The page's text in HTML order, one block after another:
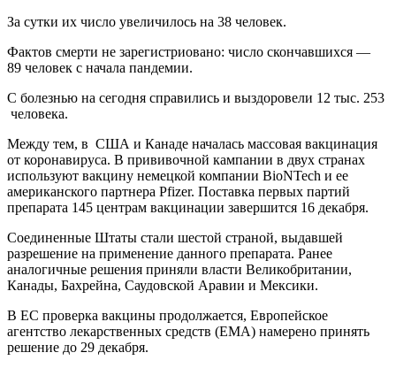
За сутки их число увеличилось на 38 человек.
Фактов смерти не зарегистриовано: число скончавшихся —
89 человек с начала пандемии.
С болезнью на сегодня справились и выздоровели 12 тыс. 253
человека.
Между тем, в США и Канаде началась массовая вакцинация
от коронавируса. В прививочной кампании в двух странах
используют вакцину немецкой компании BioNTech и ее
американского партнера Pfizer. Поставка первых партий
препарата 145 центрам вакцинации завершится 16 декабря.
Соединенные Штаты стали шестой страной, выдавшей
разрешение на применение данного препарата. Ранее
аналогичные решения приняли власти Великобритании,
Канады, Бахрейна, Саудовской Аравии и Мексики.
В ЕС проверка вакцины продолжается, Европейское
агентство лекарственных средств (EMA) намерено принять
решение до 29 декабря.